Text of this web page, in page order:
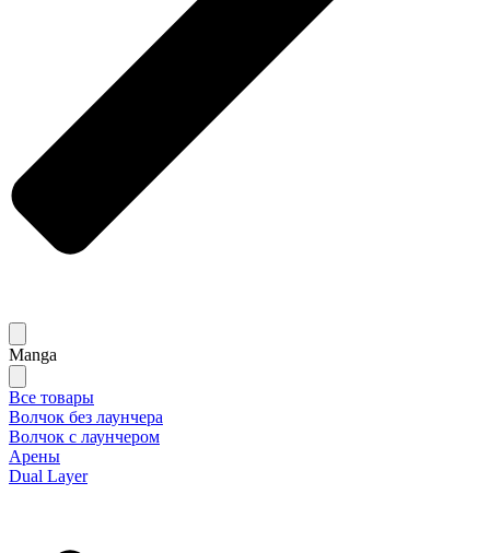
Manga
Все товары
Волчок без лаунчера
Волчок с лаунчером
Арены
Dual Layer